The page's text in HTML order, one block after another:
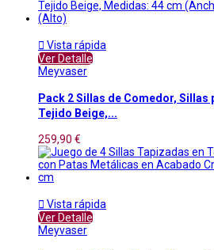
 Vista rápida
Ver Detalle
Meyvaser
Pack 2 Sillas de Comedor, Sillas
Tejido Beige,...
259,90 €
 Vista rápida
Ver Detalle
Meyvaser